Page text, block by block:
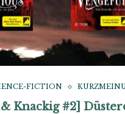
FICTION
& Knackig #2]